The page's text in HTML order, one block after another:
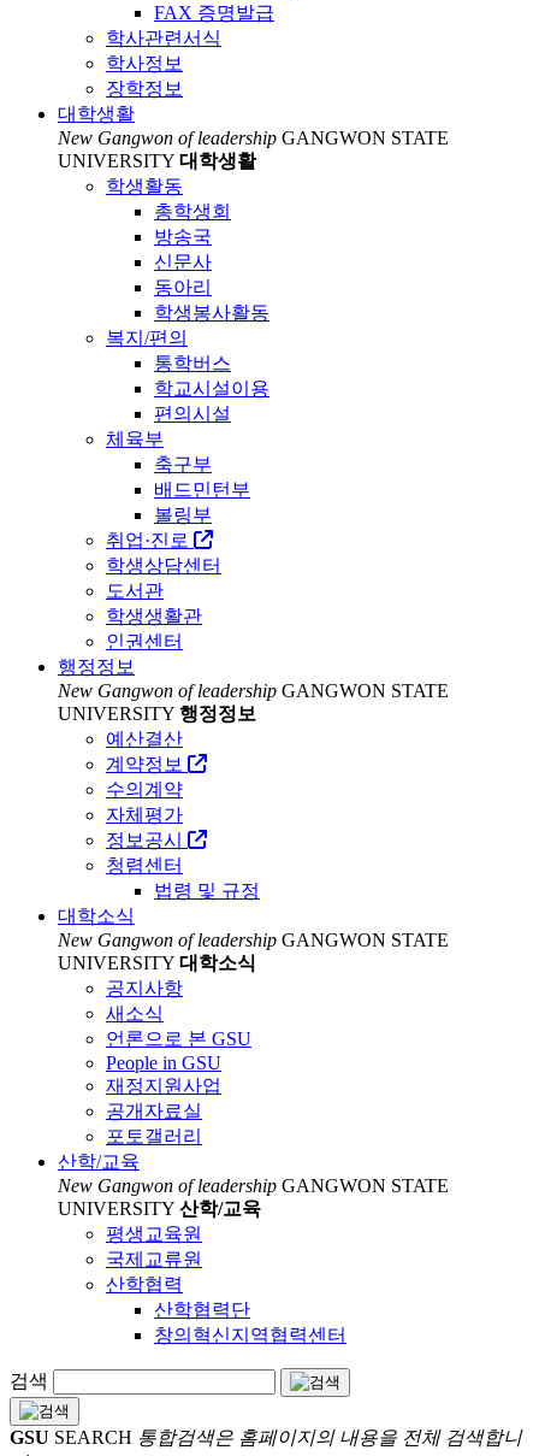
FAX 증명발급
학사관련서식
학사정보
장학정보
대학생활
New Gangwon of leadership GANGWON STATE
UNIVERSITY 대학생활
학생활동
총학생회
방송국
신문사
동아리
학생봉사활동
복지/편의
통학버스
학교시설이용
편의시설
체육부
축구부
배드민턴부
볼링부
취업·진로
학생상담센터
도서관
학생생활관
인권센터
행정정보
New Gangwon of leadership GANGWON STATE
UNIVERSITY 행정정보
예산결산
계약정보
수의계약
자체평가
정보공시
청렴센터
법령 및 규정
대학소식
New Gangwon of leadership GANGWON STATE
UNIVERSITY 대학소식
공지사항
새소식
언론으로 본 GSU
People in GSU
재정지원사업
공개자료실
포토갤러리
산학/교육
New Gangwon of leadership GANGWON STATE
UNIVERSITY 산학/교육
평생교육원
국제교류원
산학협력
산학협력단
창의혁신지역협력센터
검색
GSU SEARCH 통합검색은 홈페이지의 내용을 전체 검색합니